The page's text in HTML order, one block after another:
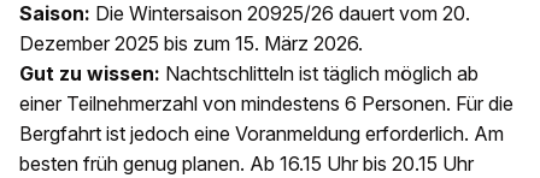
Saison: Die Wintersaison 20925/26 dauert vom 20.
Dezember 2025 bis zum 15. März 2026.
Gut zu wissen: Nachtschlitteln ist täglich möglich ab
einer Teilnehmerzahl von mindestens 6 Personen. Für die
Bergfahrt ist jedoch eine Voranmeldung erforderlich. Am
besten früh genug planen. Ab 16.15 Uhr bis 20.15 Uhr